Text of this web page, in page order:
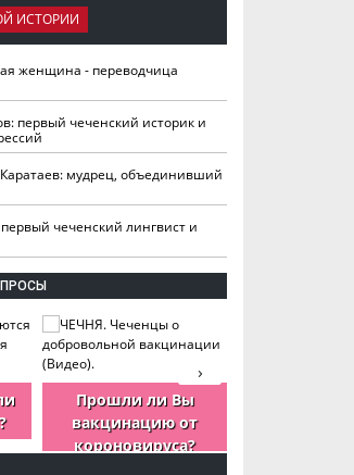
ИСТОРИИ
женщина - переводчица
первый чеченский историк и
мудрец, объединивший
чеченский лингвист и
Прошли ли Вы
вакцинацию от
короновируса?
›